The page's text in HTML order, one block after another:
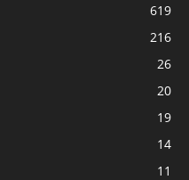
619
216
26
20
19
14
11